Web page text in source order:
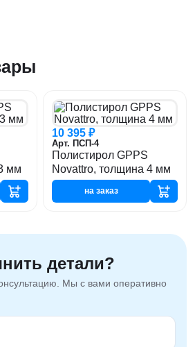
мм
10 395 ₽
Арт. ПСП-4
Полистирол GPPS
Novattro, толщина 4 мм
на заказ
детали?
Мы с вами оперативно